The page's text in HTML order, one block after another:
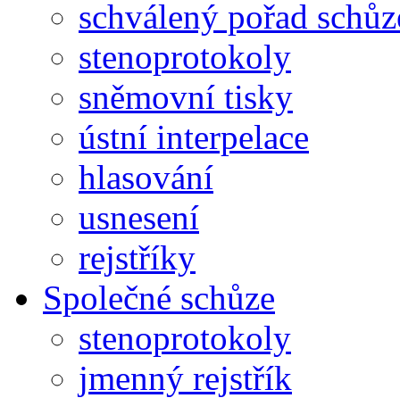
schválený pořad
stenoprotokoly
sněmovní tisky
ústní interpelace
hlasování
usnesení
rejstříky
Společné schůze
stenoprotokoly
jmenný rejstřík